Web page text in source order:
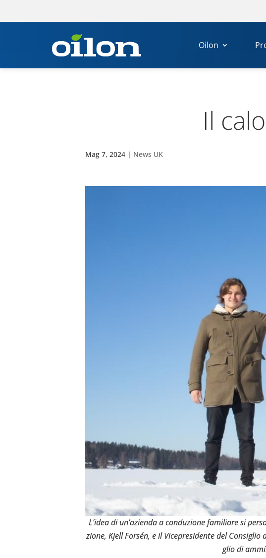
Oilon
Il
Mag 7, 2024| News UK
L’idea di un’a­zienda a con­du­zione fami­liare si
zione, Kjell Forsén, e il Vice­pre­si­dente del
glio di